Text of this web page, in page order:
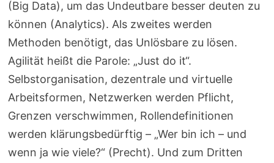
(Big Data), um das Undeutbare besser deuten zu
können (Analytics). Als zweites werden
Methoden benötigt, das Unlösbare zu lösen.
Agilität heißt die Parole: „Just do it“.
Selbstorganisation, dezentrale und virtuelle
Arbeitsformen, Netzwerken werden Pflicht,
Grenzen verschwimmen, Rollendefinitionen
werden klärungsbedürftig – „Wer bin ich – und
wenn ja wie viele?“ (Precht). Und zum Dritten